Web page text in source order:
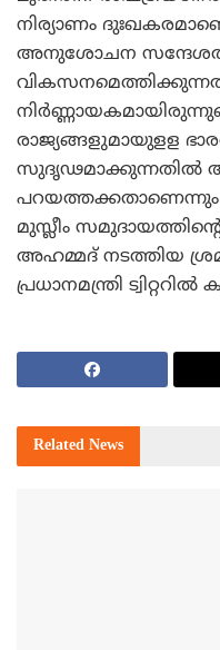
നിര്യാണം
അനുശോചന
രാജ്യങ്ങളുമായുളള
സുദൃഢമാക്കുന്നതില്‍
പറയത്തക്കതാണെന്നും
മുസ്ലീം
അഹമ്മദ് നടത്തിയ
പ്രധാനമന്ത്രി ട്വിറ്ററില്‍
Related News